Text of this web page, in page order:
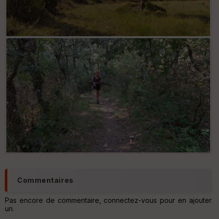
e
n
s
St
re
et
Vi
e
w
Commentaires
Pas encore de commentaire, connectez-vous pour en ajouter
un.